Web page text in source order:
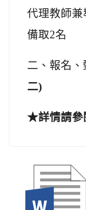
代理教師兼
備取2名
二、報名
二)
★詳情請參